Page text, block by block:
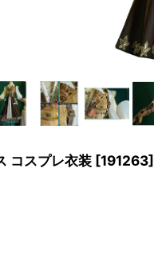
コスプレ衣装 [191263]